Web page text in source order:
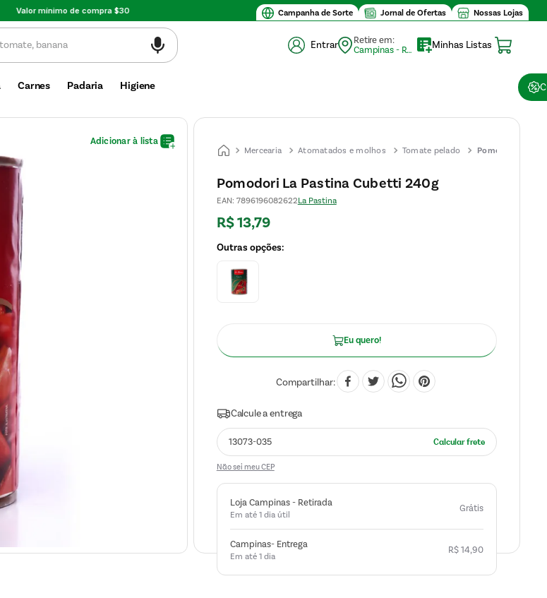
Campanha de Sorte Jornal de Ofertas Nossas Lojas
Valor mínimo de compra $30
Entrar
Retire em:
Campinas - Retirada (10)
Minhas Listas
Carnes Padaria Higiene
Mercearia Atomatados e molhos Tomate pelado
Pomodori
Pomodori La Pastina Cubetti 240g
EAN: 7896196082622La Pastina
R$13,79
Eu quero!
Compartilhar
Não sei meu CEP
Loja Campinas - Retirada
Em até 1 dia útil
Grátis
Campinas- Entrega
Em até 1 dia
R$ 14,90